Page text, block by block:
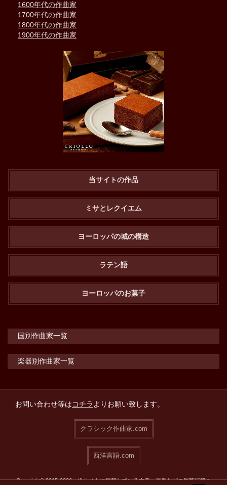
1600年代の作曲家
1700年代の作曲家
1800年代の作曲家
1900年代の作曲家
当サイトの作品
ミサとレクイエム
ヨーロッパの城の構造
ラテン語
ヨーロッパのお菓子
国別作曲家一覧
楽器別作曲家一覧
お問い合わせ等はコチラよりお願い致します。
クラシック作曲家.com
西洋言語.com
Copyright© 2015-2026 当サイトに掲載している文章・画像などの無断転載を